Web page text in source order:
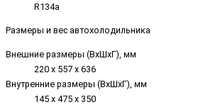
R134a
Размеры и вес автохолодильника
Внешние размеры (ВхШхГ), мм
220 х 557 х 636
Внутренние размеры (ВxШxГ), мм
145 x 475 x 350